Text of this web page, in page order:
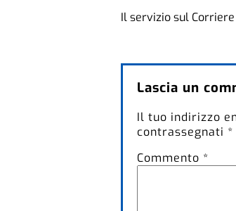
Il servizio sul
Lascia un
Il tuo indirizzo
contrassegnati *
Commento *